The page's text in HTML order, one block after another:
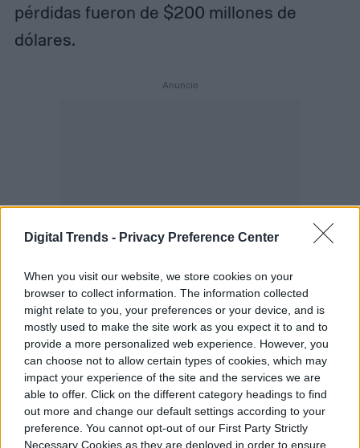
Digital Trends - Privacy Preference Center
When you visit our website, we store cookies on your
browser to collect information. The information collected
might relate to you, your preferences or your device, and is
mostly used to make the site work as you expect it to and to
provide a more personalized web experience. However, you
can choose not to allow certain types of cookies, which may
impact your experience of the site and the services we are
able to offer. Click on the different category headings to find
out more and change our default settings according to your
preference. You cannot opt-out of our First Party Strictly
Necessary Cookies as they are deployed in order to ensure
pérdidas fueron de $200 millones de
dólares.